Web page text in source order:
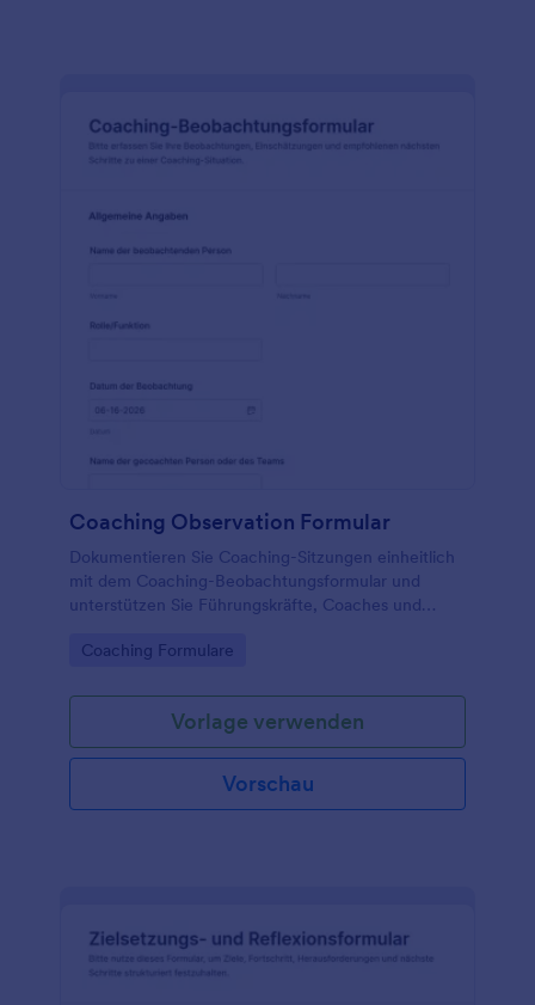
Coaching Observation Formular
Dokumentieren Sie Coaching-Sitzungen einheitlich
mit dem Coaching-Beobachtungsformular und
unterstützen Sie Führungskräfte, Coaches und
Auswertung und Planung von Follow-ups mit
Go to Category:
Coaching Formulare
Vorlage verwenden
Vorschau